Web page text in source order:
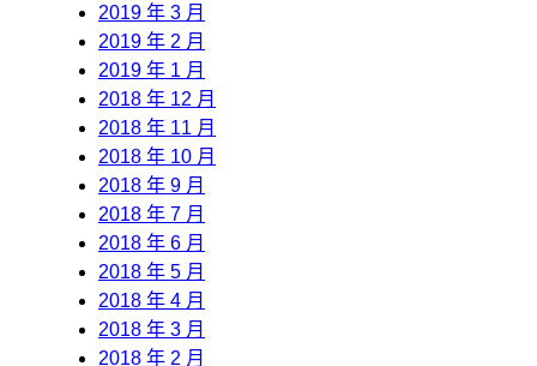
2019 年 3 月
2019 年 2 月
2019 年 1 月
2018 年 12 月
2018 年 11 月
2018 年 10 月
2018 年 9 月
2018 年 7 月
2018 年 6 月
2018 年 5 月
2018 年 4 月
2018 年 3 月
2018 年 2 月